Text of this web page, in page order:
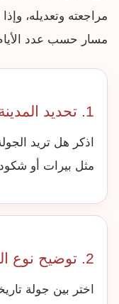
مراجعته وتعديله،
مسار حسب عدد
1. تحديد المدينة
اذكر هل تريد
مثل بيرات أو
2. توضيح نوع الجولة
اختر بين جولة